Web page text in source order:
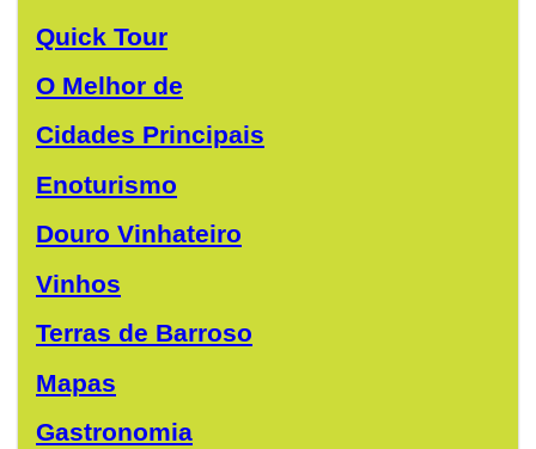
Quick Tour
O Melhor de
Cidades Principais
Enoturismo
Douro Vinhateiro
Vinhos
Terras de Barroso
Mapas
Gastronomia